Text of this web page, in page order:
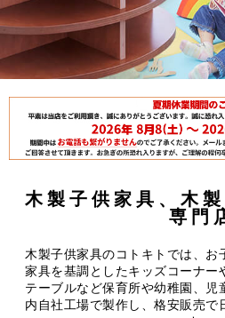
木製子供家具、木
専門
木製子供家具のコトキトでは、お
家具を基調としたキッズコーナー
テーブルなど保育所や幼稚園、児
内自社工場で製作し、格安販売で